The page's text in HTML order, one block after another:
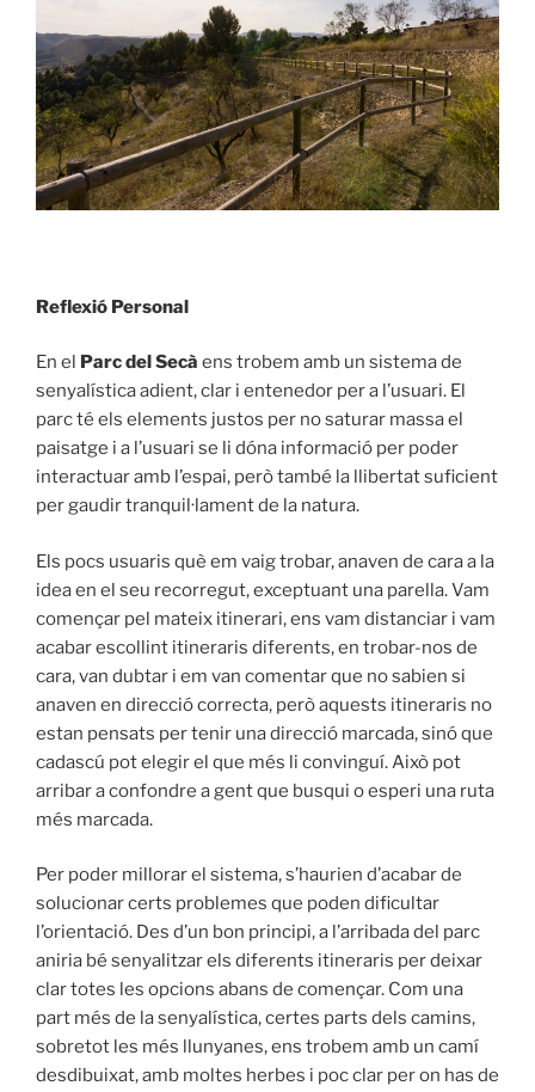
Reflexió Personal
En el Parc del Secà ens trobem amb un sistema de
senyalística adient, clar i entenedor per a l’usuari. El
parc té els elements justos per no saturar massa el
paisatge i a l’usuari se li dóna informació per poder
interactuar amb l’espai, però també la llibertat suficient
per gaudir tranquil·lament de la natura.
Els pocs usuaris què em vaig trobar, anaven de cara a la
idea en el seu recorregut, exceptuant una parella. Vam
començar pel mateix itinerari, ens vam distanciar i vam
acabar escollint itineraris diferents, en trobar-nos de
cara, van dubtar i em van comentar que no sabien si
anaven en direcció correcta, però aquests itineraris no
estan pensats per tenir una direcció marcada, sinó que
cadascú pot elegir el que més li convinguí. Això pot
arribar a confondre a gent que busqui o esperi una ruta
més marcada.
Per poder millorar el sistema, s’haurien d’acabar de
solucionar certs problemes que poden dificultar
l’orientació. Des d’un bon principi, a l’arribada del parc
aniria bé senyalitzar els diferents itineraris per deixar
clar totes les opcions abans de començar. Com una
part més de la senyalística, certes parts dels camins,
sobretot les més llunyanes, ens trobem amb un camí
desdibuixat, amb moltes herbes i poc clar per on has de